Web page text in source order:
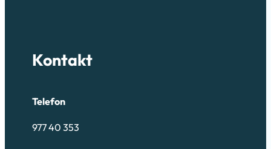
Kontakt
Telefon
977 40 353